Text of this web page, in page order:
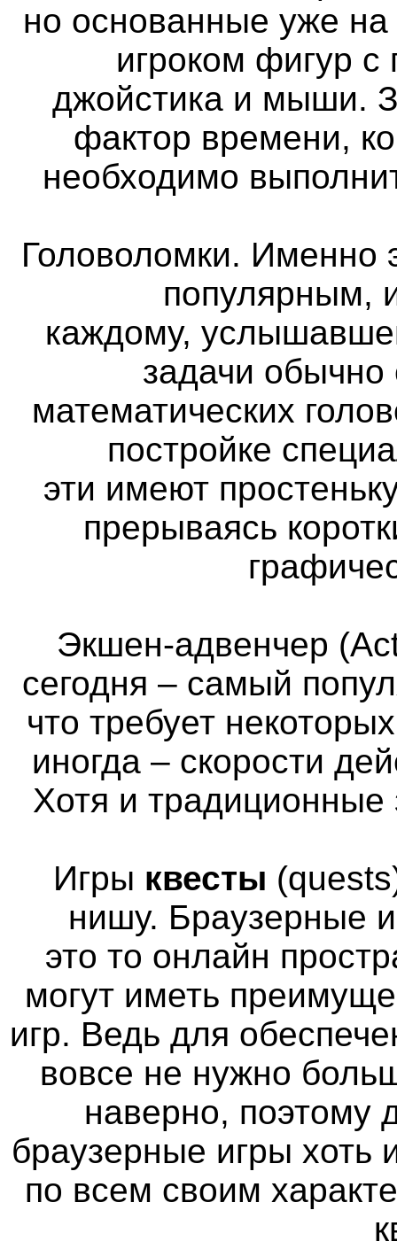
но основанные уже
игроком фигур
джойстика и мыши.
фактор времени,
необходимо
Головоломки. Именно
популярным,
каждому,
задачи
математических
постройке
эти имеют
прерываясь
Экшен-адвенчер
сегодня – самый
что требует
иногда – скорости
Хотя и традиционные
Игры квесты
нишу. Браузерные
это то онлайн
могут иметь
игр. Ведь для
вовсе не нужно
наверно, поэтому
браузерные игры хоть
по всем своим